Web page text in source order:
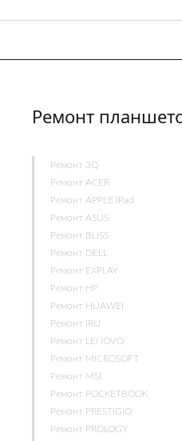
Ремонт
Ремонт 3Q
Ремонт ACER
Ремонт APPLE iPad
Ремонт ASUS
Ремонт BLISS
Ремонт DELL
Ремонт EXPLAY
Ремонт HP
Ремонт HUAWEI
Ремонт IRU
Ремонт LENOVO
Ремонт MICROSOFT
Ремонт MSI
Ремонт POCKETBOOK
Ремонт PRESTIGIO
Ремонт PROLOGY